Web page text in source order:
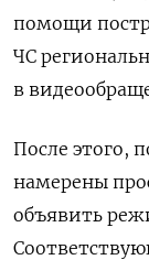
помощи
ЧС
в
После этого,
намерены
объявить